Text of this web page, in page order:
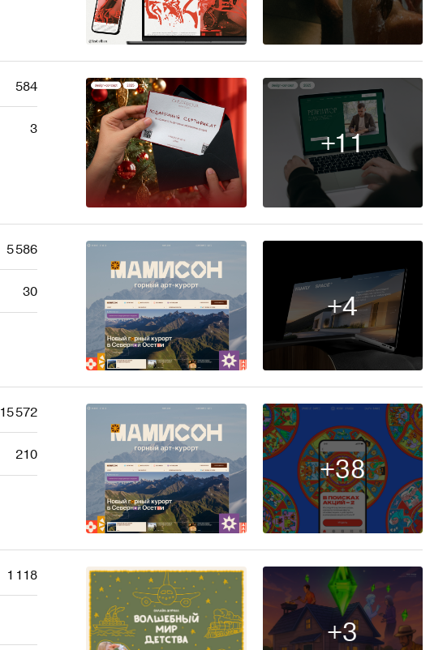
4
584
3
3
+11
5 586
30
19
+4
15 572
210
19
+38
1 118
+3